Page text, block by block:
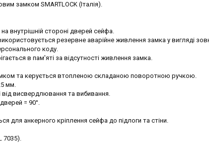
замком SMARTLOCK (Італія).
внутрішній стороні дверей сейфа.
резервне аварійне живлення замка у вигляді
коду.
в пам'яті за відсутності живлення замка.
та керується втопленою складаною поворотною ручкою.
мм.
від висвердлювання та вибивання.
= 90°.
для анкерного кріплення сейфа до підлоги та стіни.
7035).